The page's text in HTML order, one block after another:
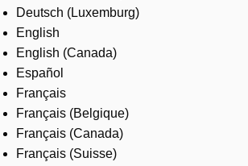
Contact us
Careers
Deutsch (Luxemburg)
English
English (Canada)
Español
Français
Français (Belgique)
Français (Canada)
Français (Suisse)